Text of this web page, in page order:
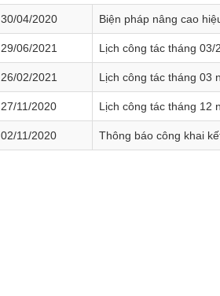
30/04/2020 Biện pháp nâng cao
29/06/2021 Lịch công tác tháng 03/
26/02/2021 Lịch công tác tháng 03
27/11/2020 Lịch công tác tháng 12
02/11/2020 Thông báo công khai